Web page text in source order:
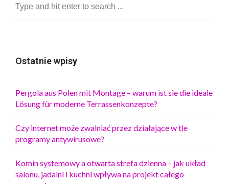
Ostatnie wpisy
Pergola aus Polen mit Montage – warum ist sie die ideale
Lösung für moderne Terrassenkonzepte?
Czy internet może zwalniać przez działające w tle
programy antywirusowe?
Komin systemowy a otwarta strefa dzienna – jak układ
salonu, jadalni i kuchni wpływa na projekt całego